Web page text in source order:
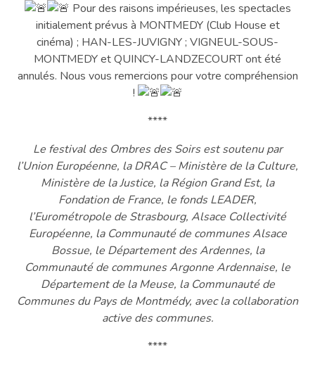
Pour des raisons impérieuses, les spectacles
initialement prévus à MONTMEDY (Club House et
cinéma) ; HAN-LES-JUVIGNY ; VIGNEUL-SOUS-
MONTMEDY et QUINCY-LANDZECOURT ont été
annulés. Nous vous remercions pour votre compréhension
!
****
Le festival des Ombres des Soirs est soutenu par
l’Union Européenne, la DRAC – Ministère de la Culture,
Ministère de la Justice, la Région Grand Est, la
Fondation de France, le fonds LEADER,
l’Eurométropole de Strasbourg, Alsace Collectivité
Européenne, la Communauté de communes Alsace
Bossue, le Département des Ardennes, la
Communauté de communes Argonne Ardennaise, le
Département de la Meuse, la Communauté de
Communes du Pays de Montmédy, avec la collaboration
active des communes.
****